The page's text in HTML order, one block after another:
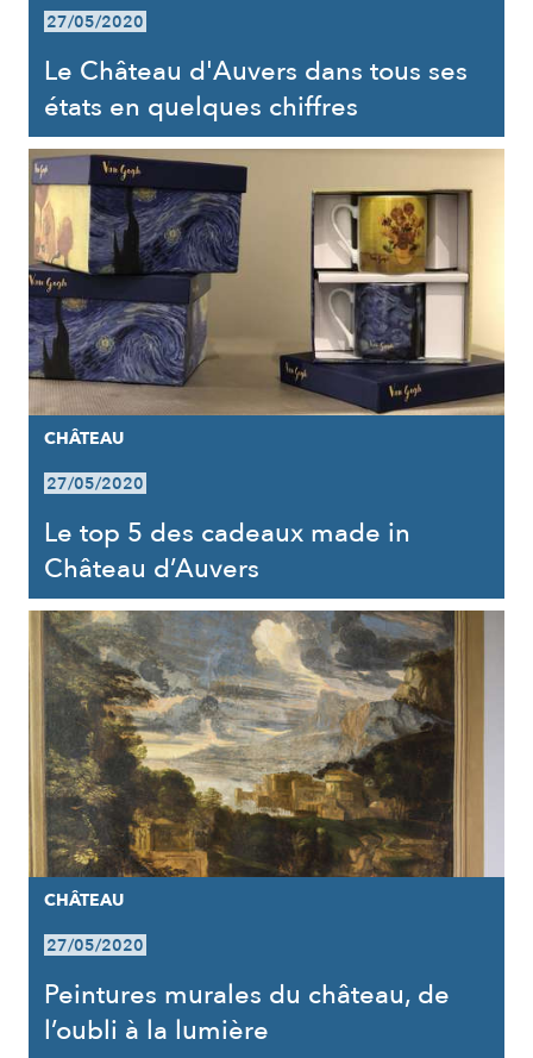
27/05/2020
Le Château d'Auvers dans tous ses
états en quelques chiffres
CHÂTEAU
27/05/2020
Le top 5 des cadeaux made in
Château d’Auvers
CHÂTEAU
27/05/2020
Peintures murales du château, de
l’oubli à la lumière